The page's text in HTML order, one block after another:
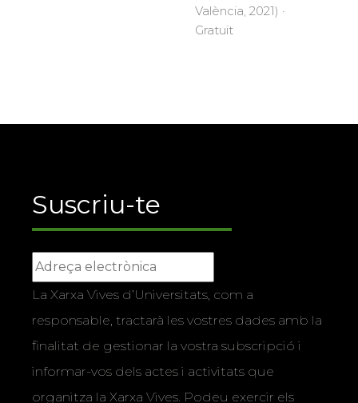
València, 2021) ·
Gratuït
Suscriu-te
La Xarxa Vives d’Universitats, com a
responsable, tractarà les vostres dades amb la
finalitat de gestionar la vostra subscripció i
informar-vos dels actes i activitats que
organitza la Xarxa Vives. Podeu exercir els